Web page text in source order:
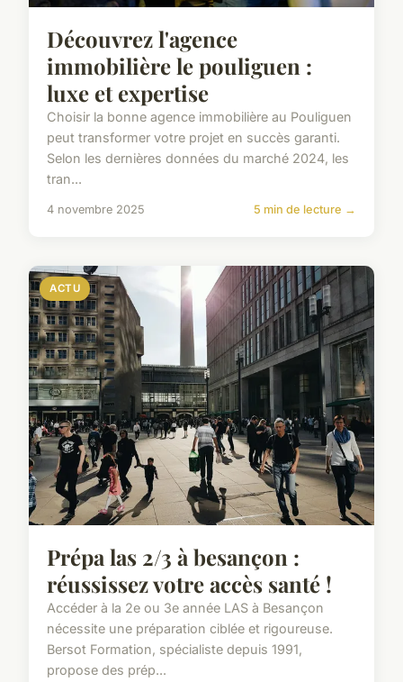
Découvrez l'agence
immobilière le pouliguen :
luxe et expertise
Choisir la bonne agence immobilière au Pouliguen
peut transformer votre projet en succès garanti.
Selon les dernières données du marché 2024, les
tran...
4 novembre 2025 5 min de lecture →
ACTU
Prépa las 2/3 à besançon :
réussissez votre accès santé !
Accéder à la 2e ou 3e année LAS à Besançon
nécessite une préparation ciblée et rigoureuse.
Bersot Formation, spécialiste depuis 1991,
propose des prép...